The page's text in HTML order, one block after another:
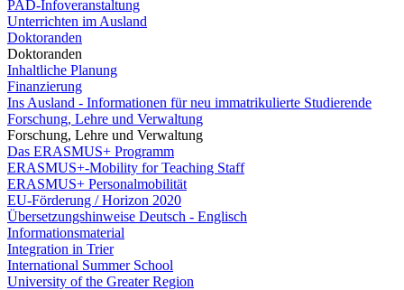
PAD-Infoveranstaltung
Unterrichten im Ausland
Doktoranden
Doktoranden
Inhaltliche Planung
Finanzierung
Ins Ausland - Informationen für neu immatrikulierte Studierende
Forschung, Lehre und Verwaltung
Forschung, Lehre und Verwaltung
Das ERASMUS+ Programm
ERASMUS+-Mobility for Teaching Staff
ERASMUS+ Personalmobilität
EU-Förderung / Horizon 2020
Übersetzungshinweise Deutsch - Englisch
Informationsmaterial
Integration in Trier
International Summer School
University of the Greater Region